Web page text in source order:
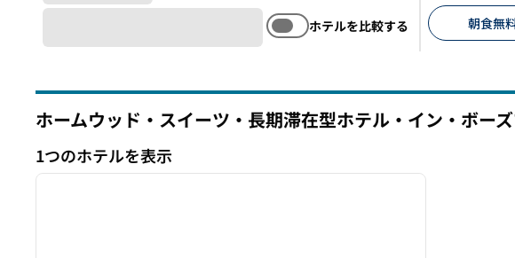
ホテルを比較する 朝食無
ホームウッド・スイーツ・長期滞在型ホテル・イン・ボー
1つのホテルを表示
1つのホテルを表示
1/12
次の画像